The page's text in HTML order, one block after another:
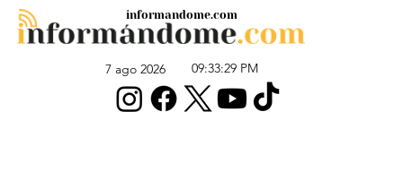
7 ago 2026 09:33:29 PM
informandome.com